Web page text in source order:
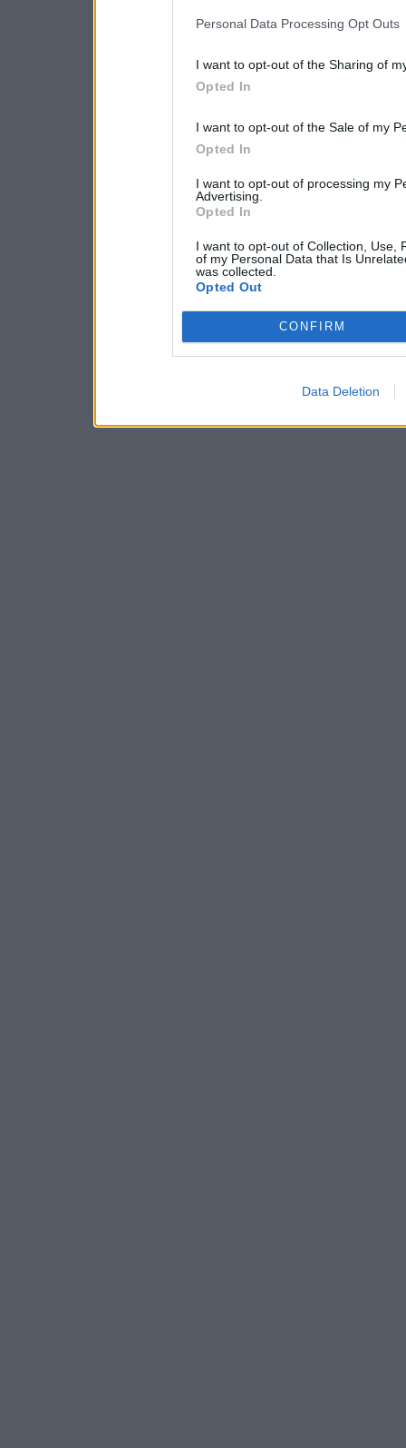
Personal Data Processing Opt Outs
I want to opt-out of the Sharing of
Opted In
I want to opt-out of the Sale of my
Opted In
I want to opt-out of processing my
Advertising.
Opted In
I want to opt-out of Collection, Use,
of my Personal Data that Is
was collected.
Opted Out
CONFIRM
Data Deletion